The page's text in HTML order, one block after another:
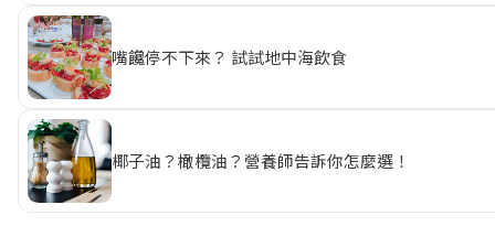
嘴饞停不下來？ 試試地中海飲食
椰子油？橄欖油？營養師告訴你怎麼選！